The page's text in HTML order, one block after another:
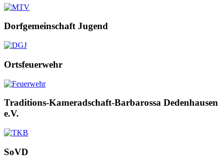
Dorfgemeinschaft Jugend
Ortsfeuerwehr
Traditions-Kameradschaft-Barbarossa Dedenhausen
e.V.
SoVD